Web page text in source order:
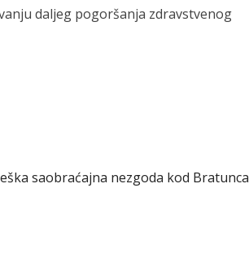
daljeg pogoršanja zdravstvenog
saobraćajna nezgoda kod Bratunca